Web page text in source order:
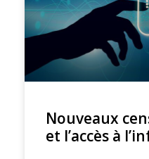
Nouveaux
et l’accès à